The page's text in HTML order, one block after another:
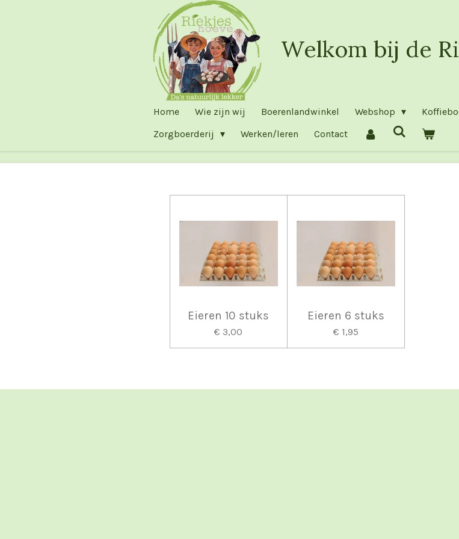
Welkom bij de
Home Wie zijn wij Boerenlandwinkel Webshop
Zorgboerderij
Werken/leren Contact
Eieren 10 stuks
€ 3,00
Eieren 6 stuks
€ 1,95